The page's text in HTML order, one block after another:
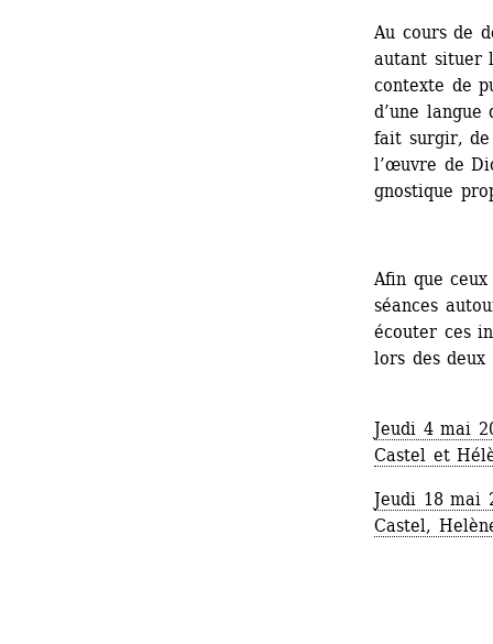
Au cours de
autant situer
contexte de
d’une
fait surgir, de
l’œuvre de
gnostique
Afin que
séances
écouter ces
lors des deux
Jeudi 4 mai
Castel et
Jeudi 18 mai
Castel,